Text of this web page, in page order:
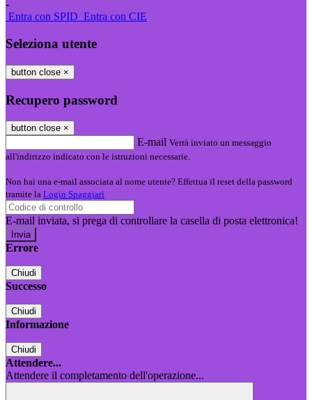
-
Entra con SPID Entra con CIE
Seleziona utente
button close ×
Recupero password
button close ×
E-mail Verrà inviato un messaggio
all'indirizzo indicato con le istruzioni necessarie.
Non hai una e-mail associata al nome utente? Effettua il reset della password
tramite la Login Spaggiari
E-mail inviata, si prega di controllare la casella di posta elettronica!
Errore
Chiudi
Successo
Chiudi
Informazione
Chiudi
Attendere...
Attendere il completamento dell'operazione...